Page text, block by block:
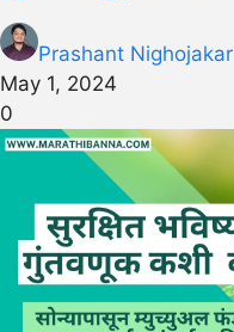
Prashant Nighojakar
May 1, 2024
0